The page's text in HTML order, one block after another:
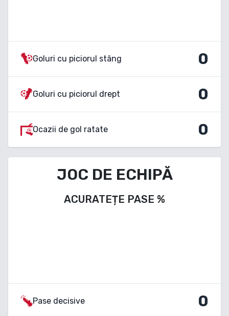
Goluri cu piciorul stâng 0
Goluri cu piciorul drept 0
Ocazii de gol ratate 0
JOC DE ECHIPĂ
ACURATEȚE PASE %
Pase decisive 0